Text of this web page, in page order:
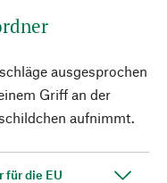
ausgesprochen
Griff an der
aufnimmt.
für die EU